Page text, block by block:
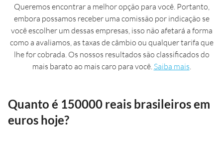
Queremos encontrar a melhor opção para você. Portanto,
embora possamos receber uma comissão por indicação se
você escolher um dessas empresas, isso não afetará a forma
como a avaliamos, as taxas de câmbio ou qualquer tarifa que
lhe for cobrada. Os nossos resultados são classificados do
mais barato ao mais caro para você. Saiba mais.
Quanto é 150000 reais brasileiros em
euros hoje?